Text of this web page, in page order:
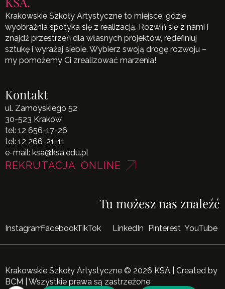
Krakowskie Szkoły Artystyczne to miejsce, gdzie
wyobraźnia spotyka się z realizacją. Rozwiń się z nami i
znajdź przestrzeń dla własnych projektów, redefiniuj
sztukę i wyrażaj siebie. Wybierz swoją drogę rozwoju –
my pomożemy Ci zrealizować marzenia!
Kontakt
ul. Zamoyskiego 52
30-523 Kraków
tel: 12 656-17-26
tel: 12 266-21-11
e-mail: ksa@ksa.edu.pl
REKRUTACJA ONLINE
Tu możesz nas znaleźć
InstagramFacebookTikTok LinkedIn Pinterest YouTube
Krakowskie Szkoły Artystyczne © 2026 KSA | Created by
BCM
| Wszystkie prawa są zastrzeżone